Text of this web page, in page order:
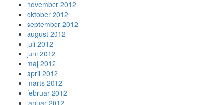
november 2012
oktober 2012
september 2012
august 2012
juli 2012
juni 2012
maj 2012
april 2012
marts 2012
februar 2012
januar 2012